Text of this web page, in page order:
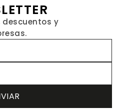
descuentos y